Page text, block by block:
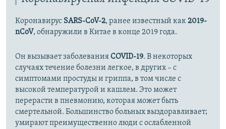
Коронавирус SARS-CoV-2, ранее известный как2019-
nCoV, обнаружили в Китае в конце 2019 года.
Он вызывает заболеванияCOVID-19. В некоторых
случаях течение болезни легкое, в других – с
симптомами простуды и гриппа, в том числе с
высокой температурой и кашлем. Это может
перерасти в пневмонию, которая может быть
смертельной. Большинство больных выздоравливает;
умирают преимущественно люди с ослабленной